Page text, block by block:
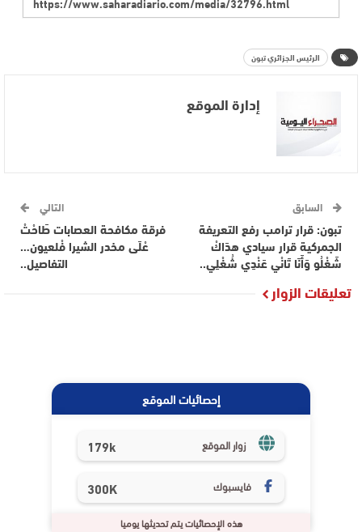
الرئيس الجزائري تبون
إدارة الموقع
السابق
تبون: قرار ترامب رفع التعريفة
الجمركية قرار سيادي هدَاكْ
شَغْلُو وَأَنَا تَانْي عَنْدِي شُغْلِي..
التالي
فرقة مكافحة العصابات طَاحْتْ
عْلَى مخدر الشيرا فْلعيون…
التفاصيل..
تعليقات الزوار
إحصائيات الموقع
زوار الموقع 179k
فايسبوك 300K
هذه الإحصائيات يتم تحديثها يوميا